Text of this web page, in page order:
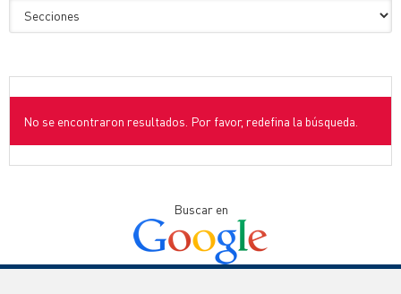
No se encontraron resultados. Por favor, redefina la búsqueda.
Buscar en